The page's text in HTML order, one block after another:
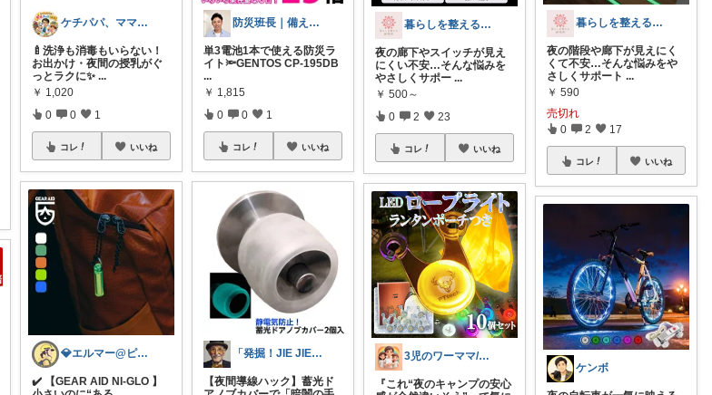
ケチパパ、ママ🍼5歳🚹2歳🚺
🍼洗浄も消毒もいらない！
お出かけ・夜間の授乳がぐ
っとラクに✨...
￥ 1,020
0 0 1
コレ いいね
💎エルマー@ピースメーカー
✔️ 【GEAR AID NI-GLO 】
防災班長｜備えてよかった防災グッズ⛑
単3電池1本で使える防災ラ
イト🔦GENTOS CP-195DB
...
￥ 1,815
0 0 1
コレ いいね
「発掘！JIE JIEマーケット」
【夜間導線ハック】蓄光ド
暮らしを整える研究所🍀
夜の廊下やスイッチが見え
にくい不安…そんな悩みを
やさしくサポー ...
￥ 500～
0 2 23
コレ いいね
3児のワーママ/忙しいママの味方Room
『これ“夜のキャンプの安心
暮らしを整える研究所🍀
夜の階段や廊下が見えにく
くて不安…そんな悩みをや
さしくサポート ...
￥ 590
売切れ
0 2 17
コレ いいね
ケンボ